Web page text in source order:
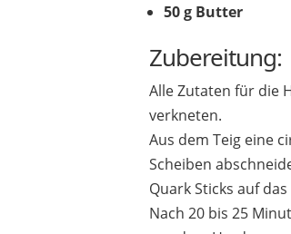
50 g Butter
Zubereitung:
Alle Zutaten für die
verkneten.
Aus dem Teig eine
Scheiben
Quark Sticks auf
Nach 20 bis 25